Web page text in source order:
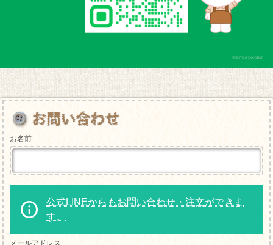
お名前
公式LINEからもお問い合わせ・注文ができま
す。
メールアドレス